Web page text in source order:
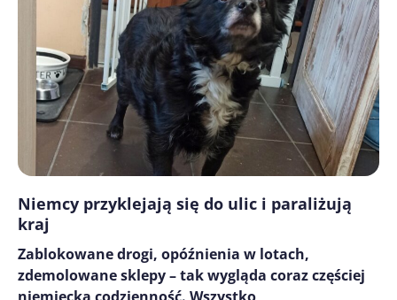
Niemcy przyklejają się do ulic i paraliżują
kraj
Zablokowane drogi, opóźnienia w lotach,
zdemolowane sklepy – tak wygląda coraz częściej